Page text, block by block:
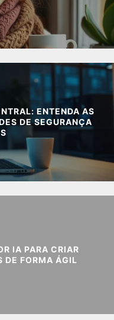
ENTENDA AS
DE SEGURANÇA
IA PARA CRIAR
DE FORMA ÁGIL